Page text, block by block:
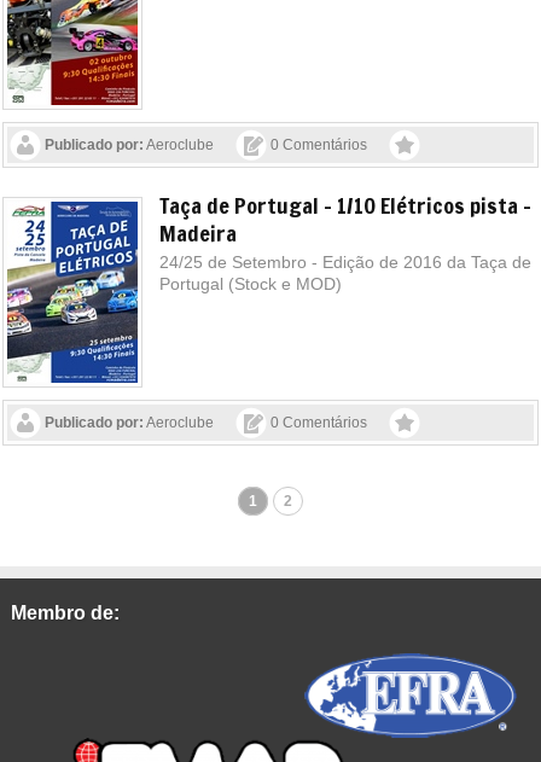
Publicado por: Aeroclube 0 Comentários
Taça de Portugal - 1/10 Elétricos pista -
Madeira
24/25 de Setembro - Edição de 2016 da Taça de
Portugal (Stock e MOD)
Publicado por: Aeroclube 0 Comentários
1 2
Membro de: